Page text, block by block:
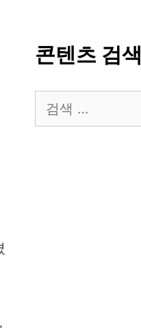
콘텐츠 검색
색: